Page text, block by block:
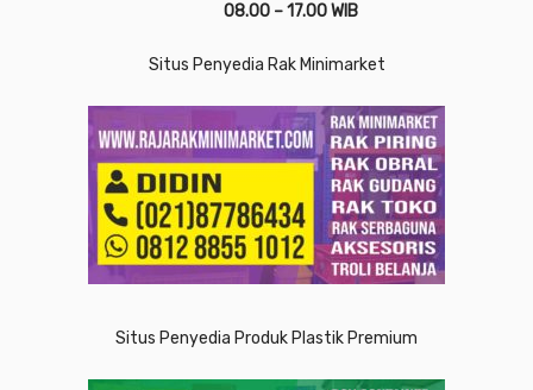
08.00 – 17.00 WIB
Situs Penyedia Rak Minimarket
Situs Penyedia Produk Plastik Premium